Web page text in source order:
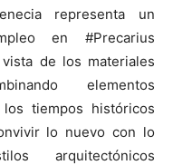
representa un
en #Precarius
de los materiales
elementos
tiempos históricos
lo nuevo con lo
arquitectónicos